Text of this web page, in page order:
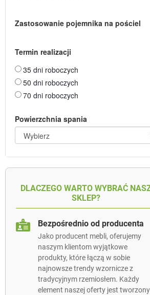
Zastosowanie pojemnika na pościel
Termin realizacji
35 dni roboczych
50 dni roboczych
70 dni roboczych
Powierzchnia spania
DLACZEGO WARTO WYBRAĆ
SKLEP?
Bezpośrednio od producenta
Jako producent mebli, oferujemy
naszym klientom wyjątkowe
produkty, które łączą w sobie
najnowsze trendy wzornicze z
tradycyjnym rzemiosłem. Każdy
element naszej oferty jest